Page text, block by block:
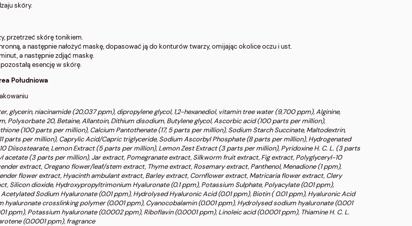
skóry.
przetrzeć skórę tonikiem.
a następnie nałożyć maskę, dopasować ją do konturów twarzy, omijając okolice oczu i ust.
a następnie zdjąć maskę.
esencję w skórę.
Południowa
glycerin, niacinamide (20,037 ppm), dipropylene glycol, 1,2-hexanediol, vitamin tree water (9,700 ppm), Alginine,
Polysorbate 20, Betaine, Allantoin, Dithium disodium, Butylene glycol, Ascorbic acid (100 parts per million),
(100 parts per million), Calcium Pantothenate (17, 5 parts per million), Sodium Starch Succinate, Maltodextrin,
parts per million), Caprylic Acid/Capric triglyceride, Sodium Ascorbyl Phosphate (8 parts per million), Hydrogenated
Diisostearate, Lemon Extract (5 parts per million), Lemon Zest Extract (3 parts per million), Pyridoxine H. C. L. (3 parts
acetate (3 parts per million), Jar extract, Pomegranate extract, Silkworm fruit extract, Fig extract, Polyglyceryl-10
extract, Oregano flower/leaf/stem extract, Thyme extract, Rosemary extract, Panthenol, Menadione (1 ppm),
flower extract, Hyacinth ambulant extract, Barley extract, Cornflower extract, Matricaria flower extract, Clery
Silicon dioxide, Hydroxypropyltrimonium Hyaluronate (0.1 ppm), Potassium Sulphate, Polyacylate (0.01 ppm),
Sodium Hyaluronate (0.01 ppm), Hydrolysed Hyaluronic Acid (0.01 ppm), Biotin ( 0.01 ppm), Hyaluronic Acid
hyaluronate crosslinking polymer (0.001 ppm), Cyanocobalamin (0.001 ppm), Hydrolysed sodium hyaluronate (0.001
ppm), Potassium hyaluronate (0.0002 ppm), Riboflavin (0.0001 ppm), Linoleic acid (0.0001 ppm), Thiamine H. C. L.
(0.0001 ppm), fragrance